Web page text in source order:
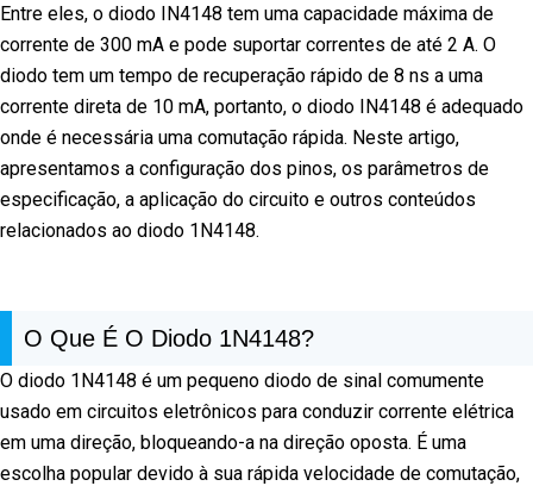
Entre eles, o diodo IN4148 tem uma capacidade máxima de
corrente de 300 mA e pode suportar correntes de até 2 A. O
diodo tem um tempo de recuperação rápido de 8 ns a uma
corrente direta de 10 mA, portanto, o diodo IN4148 é adequado
onde é necessária uma comutação rápida. Neste artigo,
apresentamos a configuração dos pinos, os parâmetros de
especificação, a aplicação do circuito e outros conteúdos
relacionados ao diodo 1N4148.
O Que É O Diodo 1N4148?
O diodo 1N4148 é um pequeno diodo de sinal comumente
usado em circuitos eletrônicos para conduzir corrente elétrica
em uma direção, bloqueando-a na direção oposta. É uma
escolha popular devido à sua rápida velocidade de comutação,